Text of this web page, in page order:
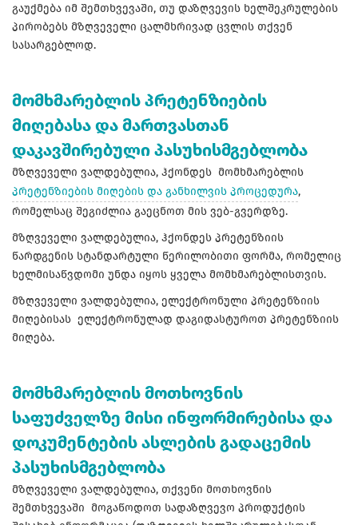
გაუქმება იმ შემთხვევაში, თუ დაზღვევის ხელშეკრულების
პირობებს მზღვეველი ცალმხრივად ცვლის თქვენ
სასარგებლოდ.
მომხმარებლის პრეტენზიების
მიღებასა და მართვასთან
დაკავშირებული პასუხისმგებლობა
მზღვეველი ვალდებულია, ჰქონდეს მომხმარებლის
პრეტენზიების მიღების და განხილვის პროცედურა,
რომელსაც შეგიძლია გაეცნოთ მის ვებ-გვერდზე.
მზღვეველი ვალდებულია, ჰქონდეს პრეტენზიის
წარდგენის სტანდარტული წერილობითი ფორმა, რომელიც
ხელმისაწვდომი უნდა იყოს ყველა მომხმარებლისთვის.
მზღვეველი ვალდებულია, ელექტრონული პრეტენზიის
მიღებისას ელექტრონულად დაგიდასტუროთ პრეტენზიის
მიღება.
მომხმარებლის მოთხოვნის
საფუძველზე მისი ინფორმირებისა და
დოკუმენტების ასლების გადაცემის
პასუხისმგებლობა
მზღვეველი ვალდებულია, თქვენი მოთხოვნის
შემთხვევაში მოგაწოდოთ სადაზღვევო პროდუქტის